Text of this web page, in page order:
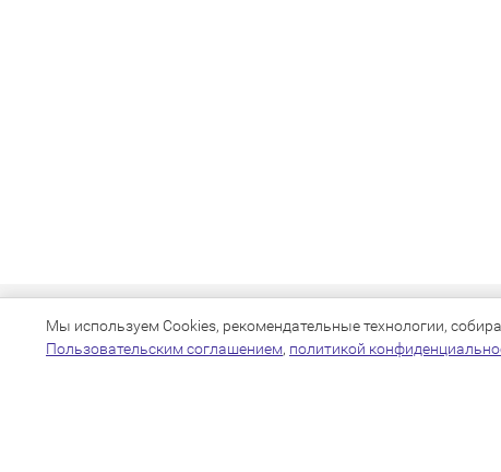
Мы используем Cookies, рекомендательные технологии,
Пользовательским соглашением, политикой